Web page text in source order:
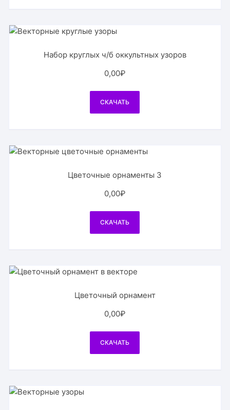
Набор круглых ч/б оккультных узоров
0,00₽
СКАЧАТЬ
Цветочные орнаменты 3
0,00₽
СКАЧАТЬ
Цветочный орнамент
0,00₽
СКАЧАТЬ